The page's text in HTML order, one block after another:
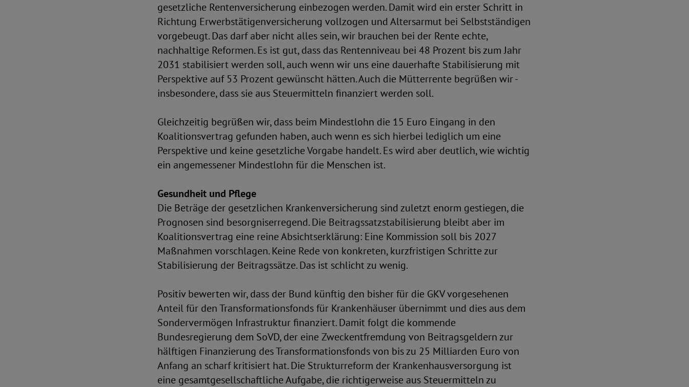
gesetzliche Rentenversicherung einbezogen werden. Damit wird ein erster Schritt in
Richtung Erwerbstätigenversicherung vollzogen und Altersarmut bei Selbstständigen
vorgebeugt. Das darf aber nicht alles sein, wir brauchen bei der Rente echte,
nachhaltige Reformen. Es ist gut, dass das Rentenniveau bei 48 Prozent bis zum Jahr
2031 stabilisiert werden soll, auch wenn wir uns eine dauerhafte Stabilisierung mit
Perspektive auf 53 Prozent gewünscht hätten. Auch die Mütterrente begrüßen wir -
insbesondere, dass sie aus Steuermitteln finanziert werden soll.
Gleichzeitig begrüßen wir, dass beim Mindestlohn die 15 Euro Eingang in den
Koalitionsvertrag gefunden haben, auch wenn es sich hierbei lediglich um eine
Perspektive und keine gesetzliche Vorgabe handelt. Es wird aber deutlich, wie wichtig
ein angemessener Mindestlohn für die Menschen ist.
Gesundheit und Pflege
Die Beträge der gesetzlichen Krankenversicherung sind zuletzt enorm gestiegen, die
Prognosen sind besorgniserregend. Die Beitragssatzstabilisierung bleibt aber im
Koalitionsvertrag eine reine Absichtserklärung: Eine Kommission soll bis 2027
Maßnahmen vorschlagen. Keine Rede von konkreten, kurzfristigen Schritte zur
Stabilisierung der Beitragssätze. Das ist schlicht zu wenig.
Positiv bewerten wir, dass der Bund künftig den bisher für die GKV vorgesehenen
Anteil für den Transformationsfonds für Krankenhäuser übernimmt und dies aus dem
Sondervermögen Infrastruktur finanziert. Damit folgt die kommende
Bundesregierung dem SoVD, der eine Zweckentfremdung von Beitragsgeldern zur
hälftigen Finanzierung des Transformationsfonds von bis zu 25 Milliarden Euro von
Anfang an scharf kritisiert hat. Die Strukturreform der Krankenhausversorgung ist
eine gesamtgesellschaftliche Aufgabe, die richtigerweise aus Steuermitteln zu